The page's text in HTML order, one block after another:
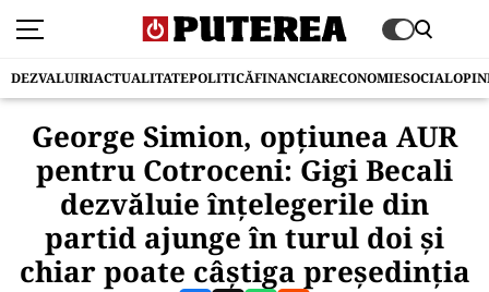
DEZVALUIRIACTUALITATEPOLITICĂFINANCIARECONOMIESOCIAL
George Simion, opțiunea AUR
pentru Cotroceni: Gigi Becali
dezvăluie înțelegerile din
partid ajunge în turul doi și
chiar poate câștiga președinția